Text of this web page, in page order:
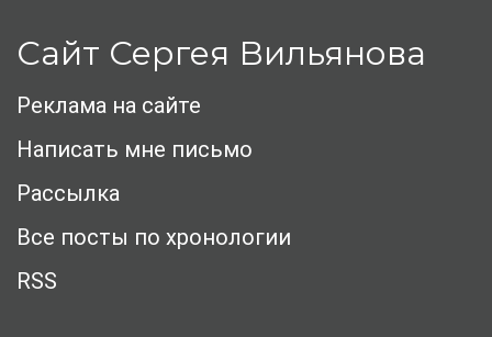
Сайт Сергея Вильянова
Реклама на сайте
Написать мне письмо
Рассылка
Все посты по хронологии
RSS